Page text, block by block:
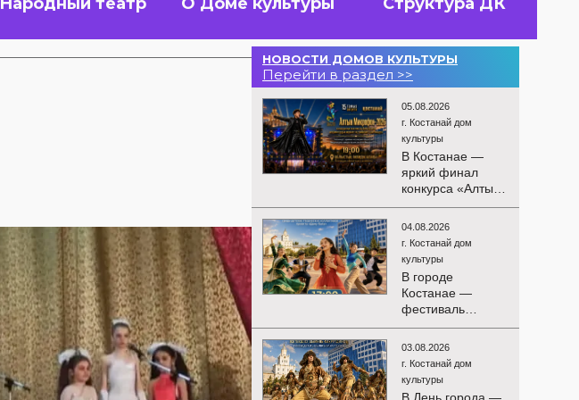
НОВОСТИ ДОМОВ КУЛЬТУРЫ
Перейти в раздел >>
05.08.2026
г. Костанай дом
культуры
В Костанае —
яркий финал
конкурса «Алтын
Микрофон-2026»!
15 августа
состоятся
церемония
награждения
победителей и
гала-концерт
Международного
конкурса
вокалистов! Вас
ждут яркие
выступления
04.08.2026
г. Костанай дом
культуры
В городе
Костанае —
фестиваль
детского
творчества
«Алтын дән»! 15
августа на
площади
03.08.2026
г. Костанай дом
культуры